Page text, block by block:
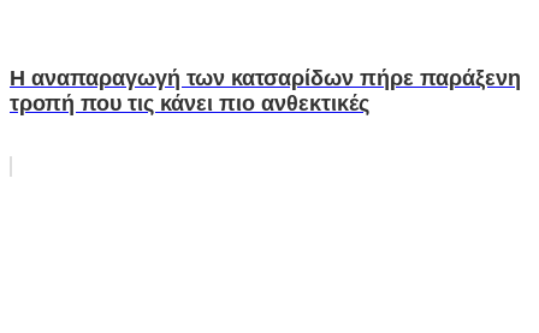
Η αναπαραγωγή των κατσαρίδων πήρε παράξενη
τροπή που τις κάνει πιο ανθεκτικές